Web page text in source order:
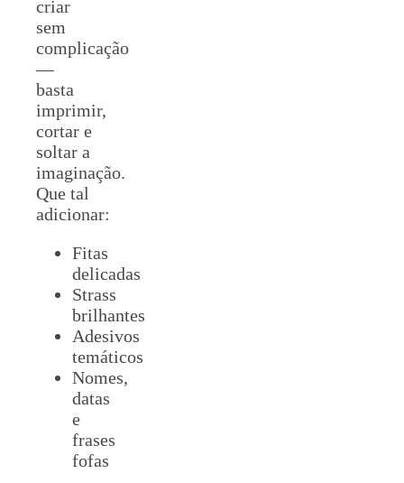
criar
sem
complicação
—
basta
imprimir,
cortar e
soltar a
imaginação.
Que tal
adicionar:
Fitas
delicadas
Strass
brilhantes
Adesivos
temáticos
Nomes,
datas
e
frases
fofas